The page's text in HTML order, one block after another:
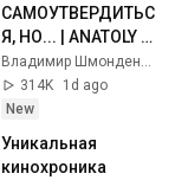
САМОУТВЕРДИТЬС
Я, НО... | ANATOLY
Gym Prank
314K
1d ago
New
Уникальная
кинохроника